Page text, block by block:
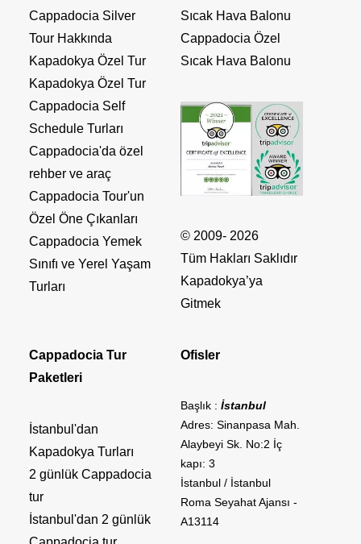
Cappadocia Silver
Tour Hakkında
Kapadokya Özel Tur
Kapadokya Özel Tur
Cappadocia Self
Schedule Turları
Cappadocia'da özel
rehber ve araç
Cappadocia Tour'un
Özel Öne Çıkanları
Cappadocia Yemek
Sınıfı ve Yerel Yaşam
Turları
Sıcak Hava Balonu
Cappadocia Özel
Sıcak Hava Balonu
© 2009- 2026
Tüm Hakları Saklıdır
Kapadokya’ya
Gitmek
Cappadocia Tur
Paketleri
İstanbul'dan
Kapadokya Turları
2 günlük Cappadocia
tur
İstanbul'dan 2 günlük
Ofisler
Başlık : İstanbul
Adres: Sinanpasa Mah.
Alaybeyi Sk. No:2 İç
kapı: 3
İstanbul / İstanbul
Roma Seyahat Ajansı -
A13114